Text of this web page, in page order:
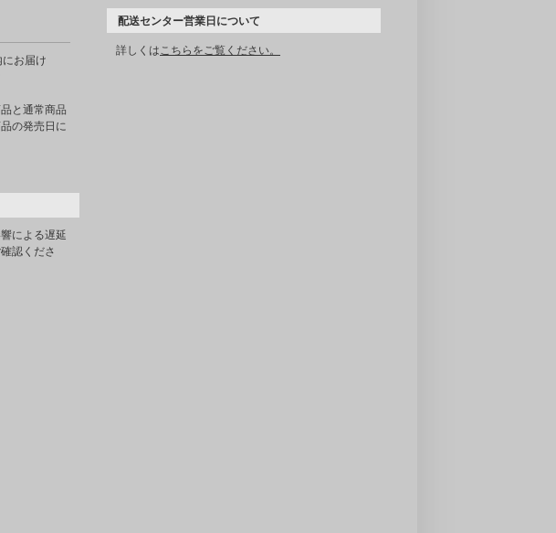
お届け
と通常商品
の発売日に
による遅延
認くださ
配送センター営業日について
詳しくはこちらをご覧ください。